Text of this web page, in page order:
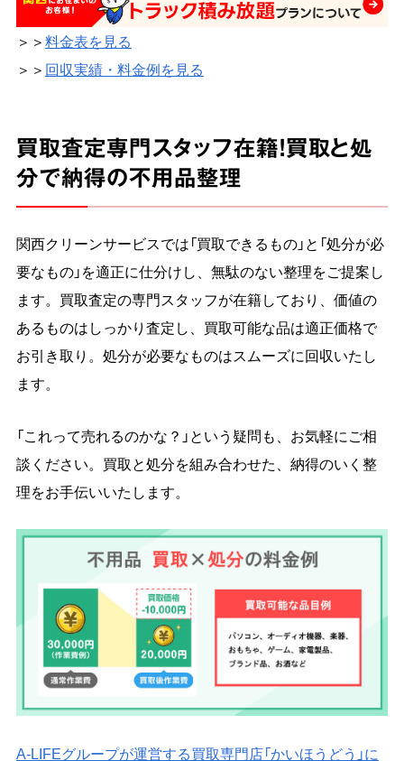
＞＞料金表を見る
＞＞ 回収実績・料金例を見る
買取査定専門スタッフ在籍！買取と処
分で納得の不用品整理
関西クリーンサービスでは「買取できるもの」と「処分が必
要なもの」を適正に仕分けし、無駄のない整理をご提案し
ます。買取査定の専門スタッフが在籍しており、価値の
あるものはしっかり査定し、買取可能な品は適正価格で
お引き取り。処分が必要なものはスムーズに回収いたし
ます。
「これって売れるのかな？」という疑問も、お気軽にご相
談ください。買取と処分を組み合わせた、納得のいく整
理をお手伝いいたします。
A-LIFEグループが運営する買取専門店「かいほうどう」に